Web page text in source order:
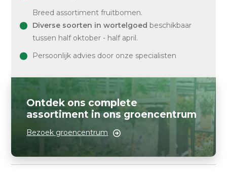
Breed assortiment fruitbomen.
Diverse soorten in wortelgoed beschikbaar
tussen half oktober - half april.
Persoonlijk advies door onze specialisten
Ontdek ons complete
assortiment in ons groencentrum
Bezoek groencentrum